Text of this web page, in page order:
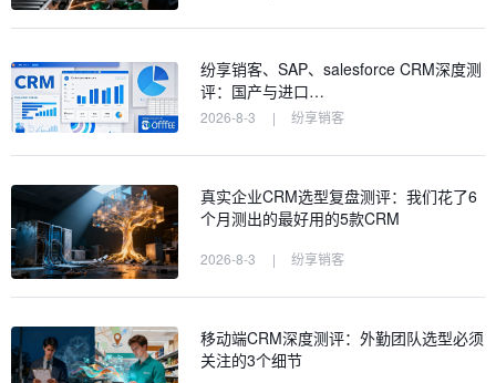
纷享销客、SAP、salesforce CRM深度测
评：国产与进口…
2026-8-3 | 纷享销客
真实企业CRM选型复盘测评：我们花了6
个月测出的最好用的5款CRM
2026-8-3 | 纷享销客
移动端CRM深度测评：外勤团队选型必须
关注的3个细节